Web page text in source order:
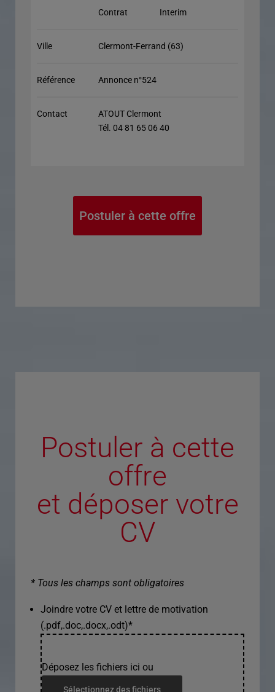
Contrat
Interim
Ville Clermont-Ferrand (63)
Référence Annonce n°524
Contact
ATOUT Clermont
Tél. 04 81 65 06 40
Postuler à cette offre
Postuler à cette
offre
et déposer votre
CV
* Tous les champs sont obligatoires
Joindre votre CV et lettre de motivation
(.pdf,.doc,.docx,.odt)*
Déposez les fichiers ici ou
Sélectionnez des fichiers